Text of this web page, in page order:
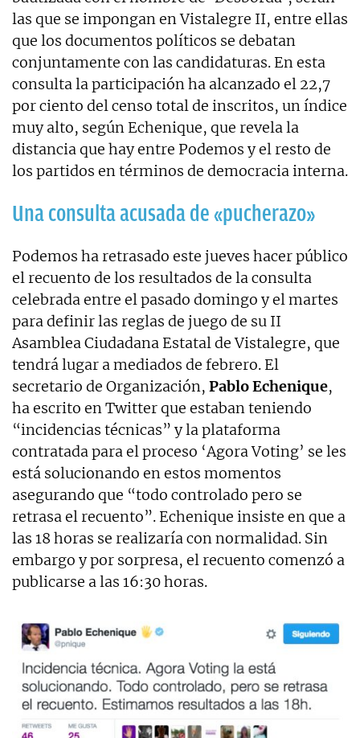
las que se impongan en Vistalegre II, entre ellas
que los documentos políticos se debatan
conjuntamente con las candidaturas. En esta
consulta la participación ha alcanzado el 22,7
por ciento del censo total de inscritos, un índice
muy alto, según Echenique, que revela la
distancia que hay entre Podemos y el resto de
los partidos en términos de democracia interna.
Una consulta acusada de «pucherazo»
Podemos ha retrasado este jueves hacer público
el recuento de los resultados de la consulta
celebrada entre el pasado domingo y el martes
para definir las reglas de juego de su II
Asamblea Ciudadana Estatal de Vistalegre, que
tendrá lugar a mediados de febrero. El
secretario de Organización, Pablo Echenique,
ha escrito en Twitter que estaban teniendo
“incidencias técnicas” y la plataforma
contratada para el proceso ‘Agora Voting’ se les
está solucionando en estos momentos
asegurando que “todo controlado pero se
retrasa el recuento”. Echenique insiste en que a
las 18 horas se realizaría con normalidad. Sin
embargo y por sorpresa, el recuento comenzó a
publicarse a las 16:30 horas.